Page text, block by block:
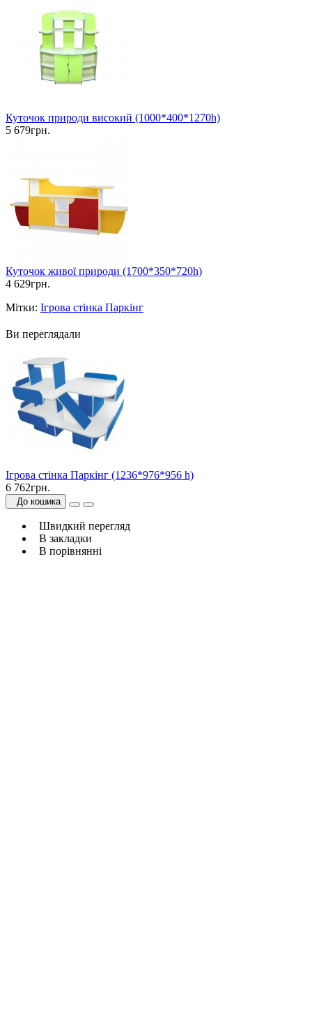
Куточок природи високий (1000*400*1270h)
5 679грн.
Куточок живої природи (1700*350*720h)
4 629грн.
Мітки: Ігрова стінка Паркінг
Ви переглядали
Ігрова стінка Паркінг (1236*976*956 h)
6 762грн.
До кошика
Швидкий перегляд
В закладки
В порівнянні